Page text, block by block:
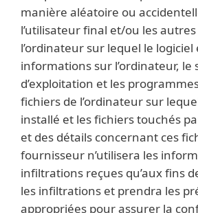
manière aléatoire ou
l’utilisateur final et/ou les
l’ordinateur sur lequel le
informations sur l’ordinateur, le
d’exploitation et les
fichiers de l’ordinateur sur
installé et les fichiers touchés
et des détails concernant ces
fournisseur n’utilisera les
infiltrations reçues qu’aux fins
les infiltrations et prendra les
appropriées pour assurer la